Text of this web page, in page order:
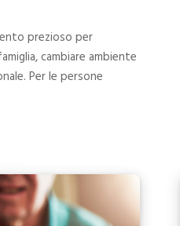
prezioso per
cambiare ambiente
Per le persone